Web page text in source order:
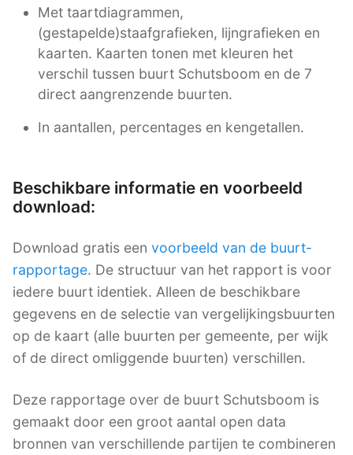
Met taartdiagrammen,
(gestapelde)staafgrafieken, lijngrafieken en
kaarten. Kaarten tonen met kleuren het
verschil tussen buurt Schutsboom en de 7
direct aangrenzende buurten.
In aantallen, percentages en kengetallen.
Beschikbare informatie en voorbeeld
download:
Download gratis een voorbeeld van de buurt-
rapportage. De structuur van het rapport is voor
iedere buurt identiek. Alleen de beschikbare
gegevens en de selectie van vergelijkingsbuurten
op de kaart (alle buurten per gemeente, per wijk
of de direct omliggende buurten) verschillen.
Deze rapportage over de buurt Schutsboom is
gemaakt door een groot aantal open data
bronnen van verschillende partijen te combineren